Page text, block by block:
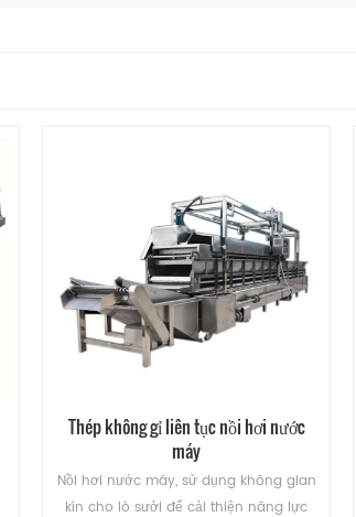
Thép không gỉ liên tục nồi hơi nước
máy
Nồi hơi nước máy, sử dụng không gian
kín cho lò sưởi để cải thiện năng lực